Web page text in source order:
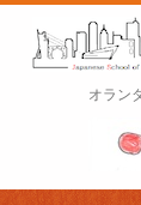
ロッテル
l of
オラン